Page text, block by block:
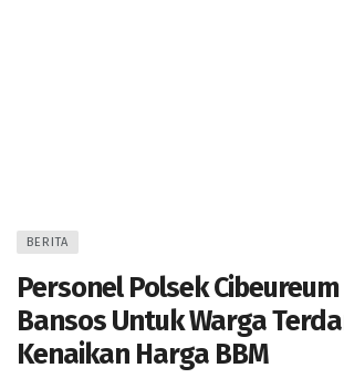
BERITA
Personel Polsek
Bansos Untuk Warga
Kenaikan Harga BBM